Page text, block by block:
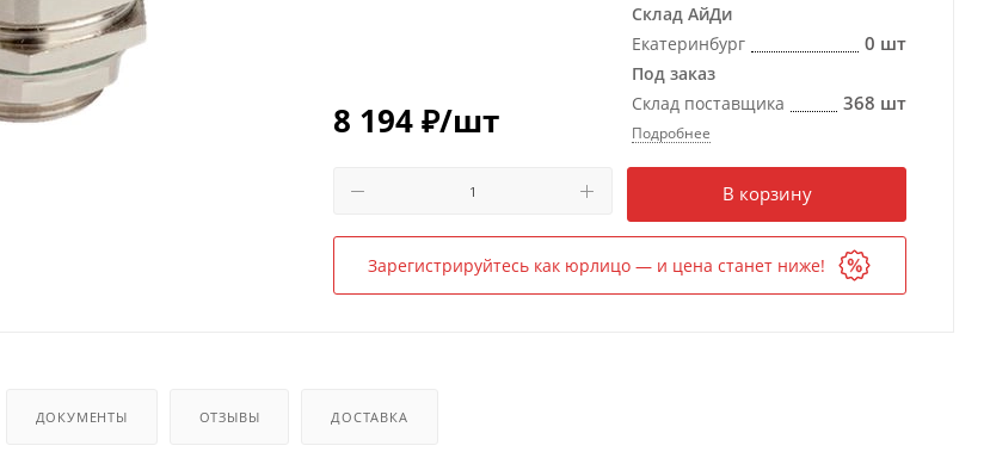
8 194₽/шт
Склад АйДи
Екатеринбург
0 шт
Под заказ
Склад поставщика
368 шт
Подробнее
В корзину
Зарегистрируйтесь как юрлицо — и цена станет ниже!
ДОКУМЕНТЫ ОТЗЫВЫ ДОСТАВКА